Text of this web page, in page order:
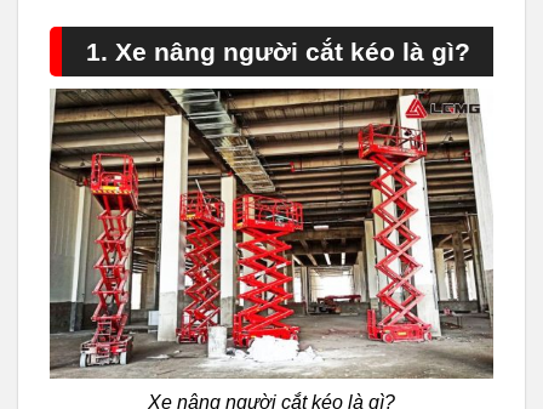
1. Xe nâng người cắt kéo là gì?
Xe nâng người cắt kéo là gì?